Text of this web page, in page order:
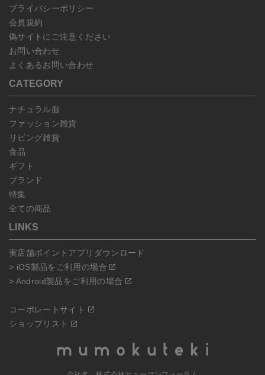
プライバシーポリシー
会員規約
偽サイトにご注意ください
お問い合わせ
よくあるお問い合わせ
CATEGORY
ナチュラル服
ファッション雑貨
リビング雑貨
食品
ギフト
ブランド
特集
全ての商品
LINKS
実店舗ポイントアプリダウンロード
> iOS製品をご利用の場合
> Android製品をご利用の場合
コーポレートサイト
ショップリスト